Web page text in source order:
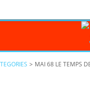
> MAI 68 LE TEMPS